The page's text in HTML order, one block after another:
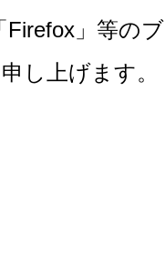
Firefox」等の
し上げます。